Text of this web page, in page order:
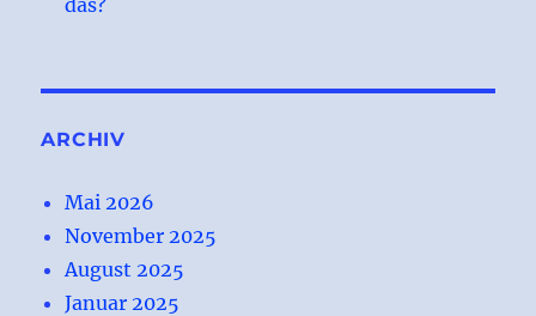
ARCHIV
Mai 2026
November 2025
August 2025
Januar 2025